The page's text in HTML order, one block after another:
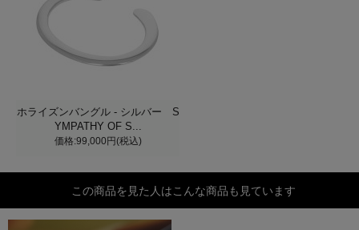
ホライズンバングル - シルバー S
YMPATHY OF S...
価格:99,000円(税込)
この商品を見た人はこんな商品も見ています